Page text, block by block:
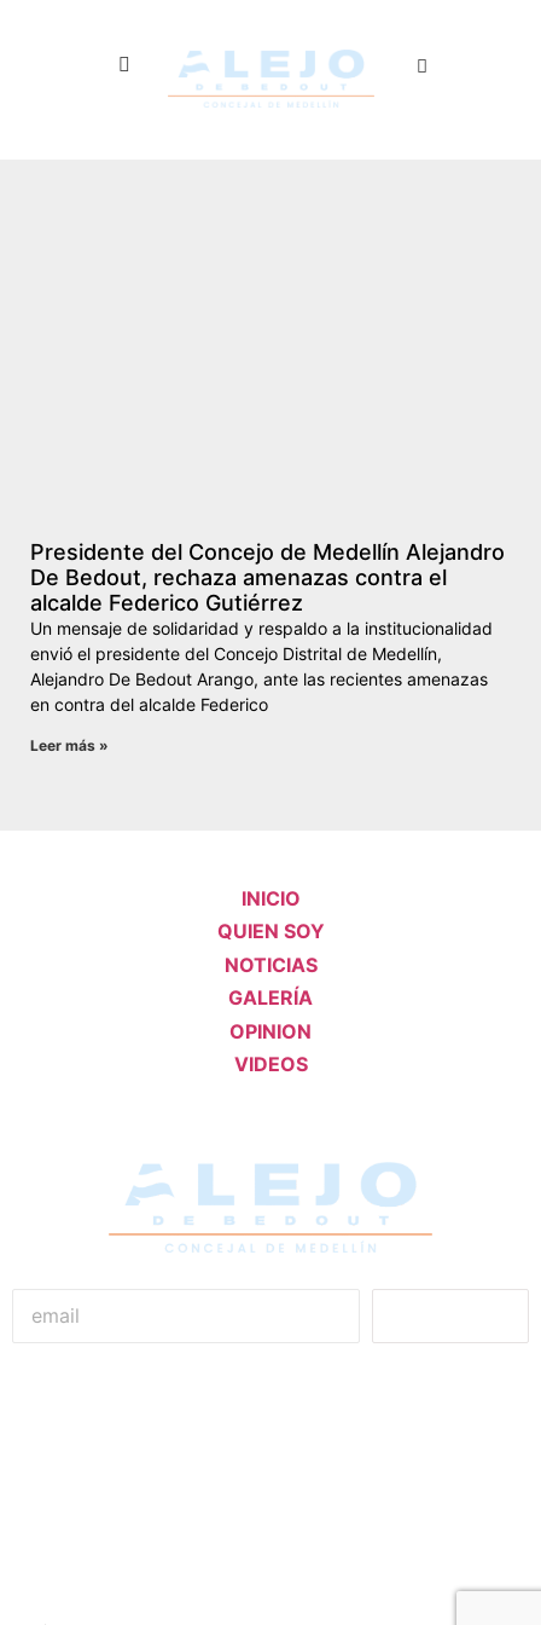
Presidente del Concejo de Medellín Alejandro
De Bedout, rechaza amenazas contra el
alcalde Federico Gutiérrez
Un mensaje de solidaridad y respaldo a la institucionalidad
envió el presidente del Concejo Distrital de Medellín,
Alejandro De Bedout Arango, ante las recientes amenazas
en contra del alcalde Federico
Leer más »
INICIO
QUIEN SOY
NOTICIAS
GALERÍA
OPINION
VIDEOS